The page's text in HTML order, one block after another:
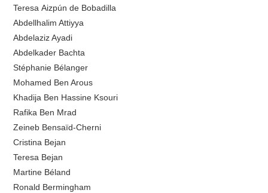
Teresa Aizpún de Bobadilla
Abdellhalim Attiyya
Abdelaziz Ayadi
Abdelkader Bachta
Stéphanie Bélanger
Mohamed Ben Arous
Khadija Ben Hassine Ksouri
Rafika Ben Mrad
Zeineb Bensaïd-Cherni
Cristina Bejan
Teresa Bejan
Martine Béland
Ronald Bermingham